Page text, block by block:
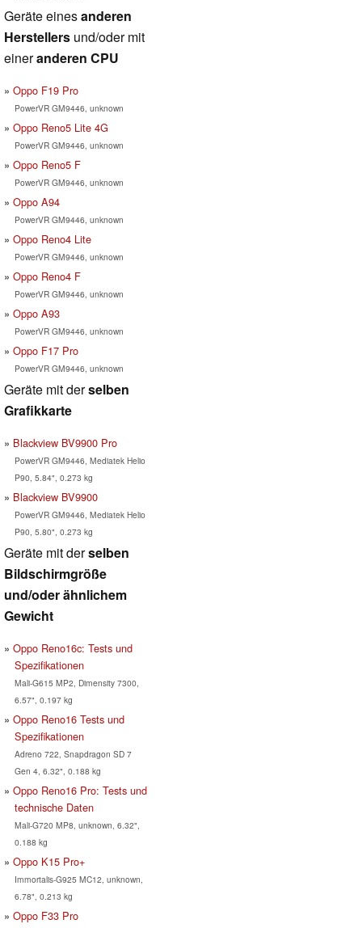
Geräte einesanderen
Herstellers und/oder mit
eineranderen CPU
Oppo F19 Pro
PowerVR GM9446, unknown
Oppo Reno5 Lite 4G
PowerVR GM9446, unknown
Oppo Reno5 F
PowerVR GM9446, unknown
Oppo A94
PowerVR GM9446, unknown
Oppo Reno4 Lite
PowerVR GM9446, unknown
Oppo Reno4 F
PowerVR GM9446, unknown
Oppo A93
PowerVR GM9446, unknown
Oppo F17 Pro
PowerVR GM9446, unknown
Geräte mit derselben
Grafikkarte
Blackview BV9900 Pro
PowerVR GM9446, Mediatek Helio
P90, 5.84", 0.273 kg
Blackview BV9900
PowerVR GM9446, Mediatek Helio
P90, 5.80", 0.273 kg
Geräte mit derselben
Bildschirmgröße
und/oder ähnlichem
Gewicht
Oppo Reno16c: Tests und
Spezifikationen
Mali-G615 MP2, Dimensity 7300,
6.57", 0.197 kg
Oppo Reno16 Tests und
Spezifikationen
Adreno 722, Snapdragon SD 7
Gen 4, 6.32", 0.188 kg
Oppo Reno16 Pro: Tests und
technische Daten
Mali-G720 MP8, unknown, 6.32",
0.188 kg
Oppo K15 Pro+
Immortalis-G925 MC12, unknown,
6.78", 0.213 kg
Oppo F33 Pro